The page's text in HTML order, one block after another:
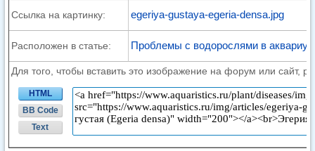
Ссылка на картинку: egeriya-gustaya-egeria-densa.jpg
Расположен в статье: Проблемы с водорослями в
Для того, чтобы вставить это изображение на форум или сайт,
HTML
BB Code
Text